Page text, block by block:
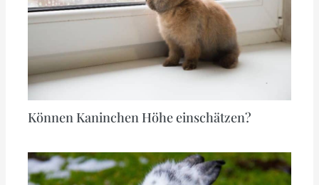
Können Kaninchen Höhe einschätzen?